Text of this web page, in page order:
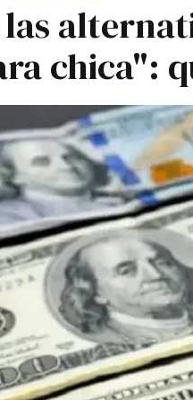
las
chica":